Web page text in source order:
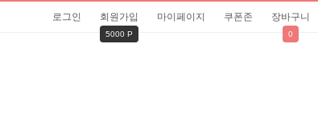
로그인 회원가입
5000 P
마이페이지 쿠폰존 장바구니
0